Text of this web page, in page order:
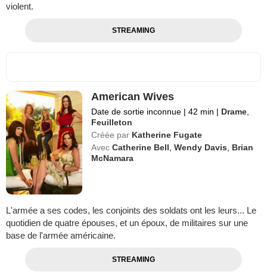
violent.
STREAMING
American Wives
Date de sortie inconnue | 42 min | Drame
Feuilleton
Créée par Katherine Fugate
Avec Catherine Bell ,Wendy Davis
Brian
McNamara
L'armée a ses codes, les conjoints des soldats ont les leurs... Le
quotidien de quatre épouses, et un époux, de militaires sur une
base de l'armée américaine.
STREAMING